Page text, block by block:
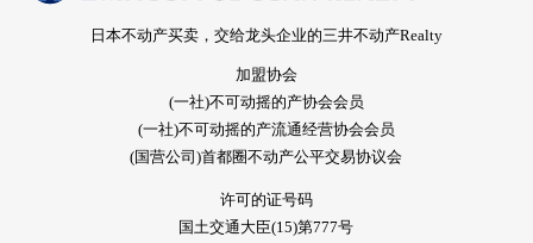
日本不动产买卖，交给龙头企业的三井不动产Realty
加盟协会
(一社)不可动摇的产协会会员
(一社)不可动摇的产流通经营协会会员
(国营公司)首都圈不动产公平交易协议会
许可的证号码
国土交通大臣(15)第777号